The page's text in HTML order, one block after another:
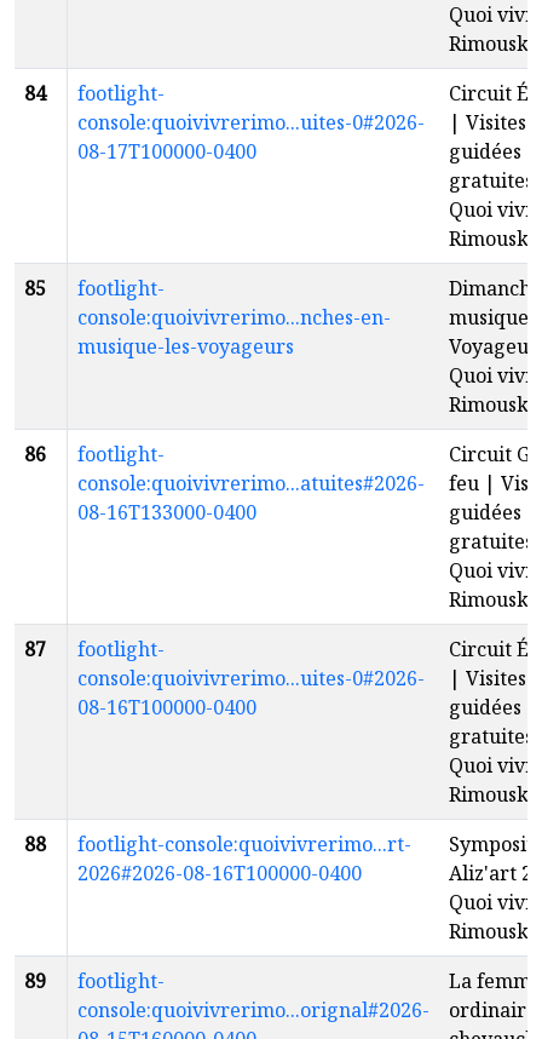
Quoi
Rimouski
84
footlight-
console:quoivivrerimo...uites-0#2026-
08-17T100000-0400
Circuit
| Visites
guidées
Quoi
Rimouski
85
footlight-
console:quoivivrerimo...nches-en-
musique-les-voyageurs
musique
Quoi
Rimouski
86
footlight-
console:quoivivrerimo...atuites#2026-
08-16T133000-0400
Circuit
feu |
guidées
Quoi
Rimouski
87
footlight-
console:quoivivrerimo...uites-0#2026-
08-16T100000-0400
Circuit
| Visites
guidées
Quoi
Rimouski
88
footlight-console:quoivivrerimo...rt-
2026#2026-08-16T100000-0400
Aliz'art
Quoi
Rimouski
89
footlight-
console:quoivivrerimo...orignal#2026-
La femme
ordinaire